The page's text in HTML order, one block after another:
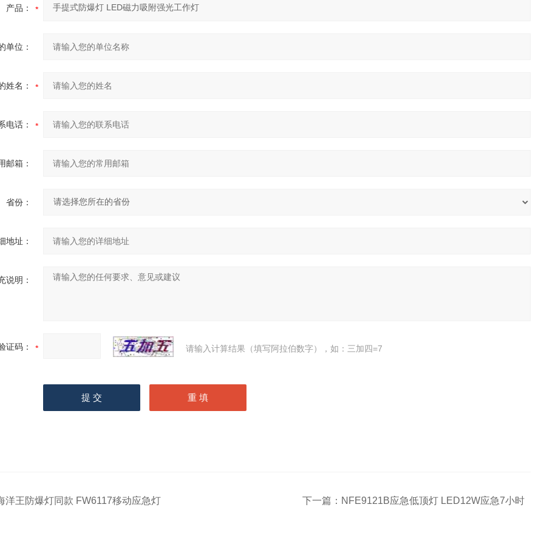
产品：
单位：
姓名：
电话：
邮箱：
省份：
地址：
说明：
证码： 请输入计算结果（填写阿拉伯数字），如：三加四=7
洋王防爆灯同款 FW6117移动应急灯 下一篇： NFE9121B应急低顶灯 LED12W应急7小时